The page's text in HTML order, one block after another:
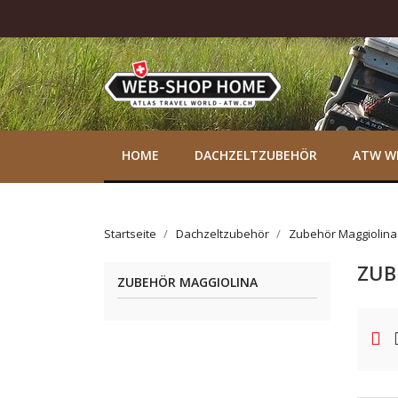
HOME DACHZELTZUBEHÖR ATW
Startseite Dachzeltzubehör Zubehör Maggiolina
ZUBEHÖR MAGGIOLINA